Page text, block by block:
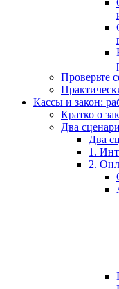
Проверьте
Кассы и закон:
Кратко о
Два
Два
1.
2.